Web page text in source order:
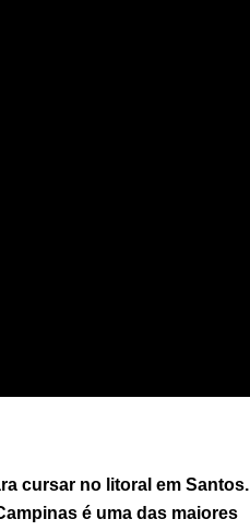
cursar no litoral em Santos.
é uma das maiores